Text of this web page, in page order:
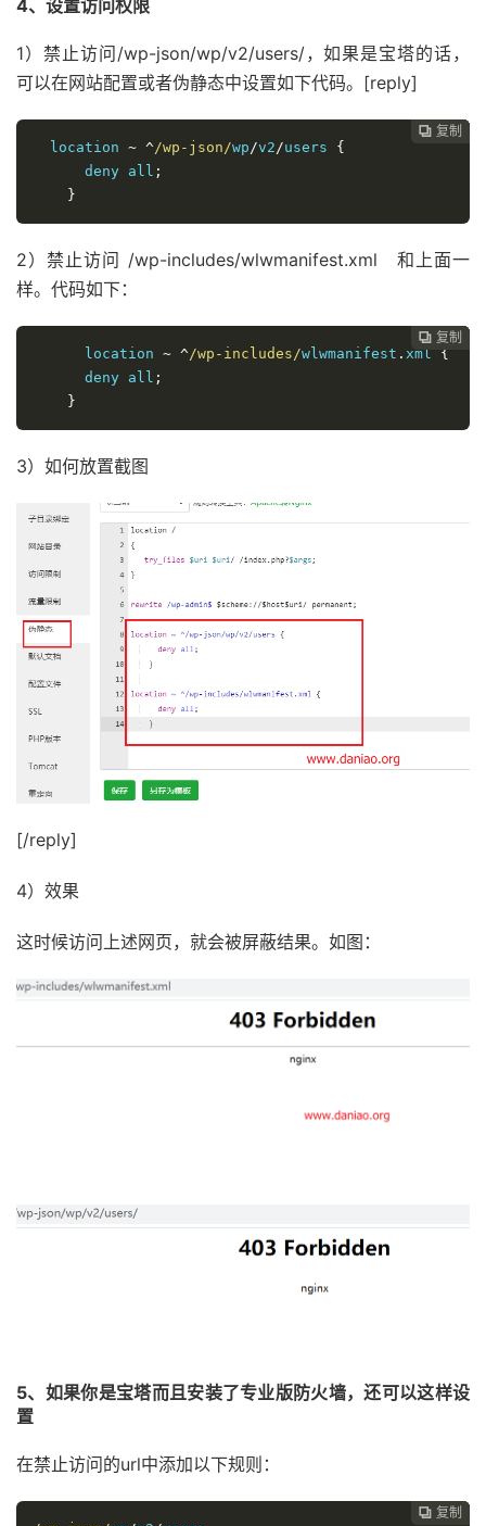
4、设置访问权限
1）禁止访问/wp-json/wp/v2/users/，如果是宝塔的话，
可以在网站配置或者伪静态中设置如下代码。[reply]
 复制
 复制
 复制
 复制
 复制
 复制
  location
~ ^/wp-json/wp/v2/users {
      deny all
;
}
2）禁止访问 /wp-includes/wlwmanifest.xml 和上面一
样。代码如下：
 复制
 复制
 复制
 复制
 复制
      location
~ ^/wp-includes/wlwmanifest . xml {
      deny all
;
}
3）如何放置截图
[/reply]
4）效果
这时候访问上述网页，就会被屏蔽结果。如图：
5、如果你是宝塔而且安装了专业版防火墙，还可以这样设
置
在禁止访问的url中添加以下规则：
 复制
 复制
 复制
 复制